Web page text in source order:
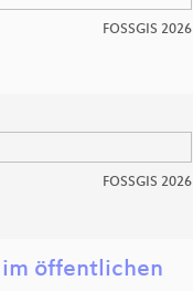
FOSSGIS 2026
FOSSGIS 2026
öffentlichen